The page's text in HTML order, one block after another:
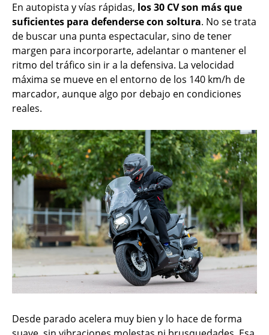
En autopista y vías rápidas, los 30 CV son más que
suficientes para defenderse con soltura. No se trata
de buscar una punta espectacular, sino de tener
margen para incorporarte, adelantar o mantener el
ritmo del tráfico sin ir a la defensiva. La velocidad
máxima se mueve en el entorno de los 140 km/h de
marcador, aunque algo por debajo en condiciones
reales.
Desde parado acelera muy bien y lo hace de forma